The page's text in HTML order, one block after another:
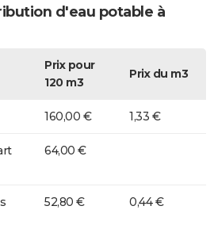
d'eau potable à
Prix pour
120 m3
Prix du m3
160,00 € 1,33 €
64,00 €
52,80 € 0,44 €